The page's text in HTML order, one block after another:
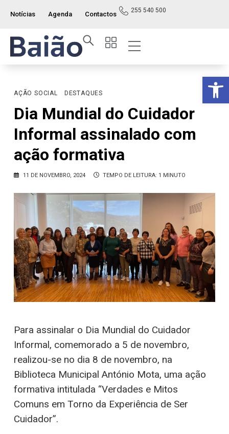
Notícias Agenda Contactos 255 540 500
AÇÃO SOCIAL DESTAQUES
Dia Mundial do Cuidador
Informal assinalado com
ação formativa
11 DE NOVEMBRO, 2024 TEMPO DE LEITURA: 1 MINUTO
Para assinalar o Dia Mundial do Cuidador
Informal, comemorado a 5 de novembro,
realizou-se no dia 8 de novembro, na
Biblioteca Municipal António Mota, uma ação
formativa intitulada “Verdades e Mitos
Comuns em Torno da Experiência de Ser
Cuidador”.